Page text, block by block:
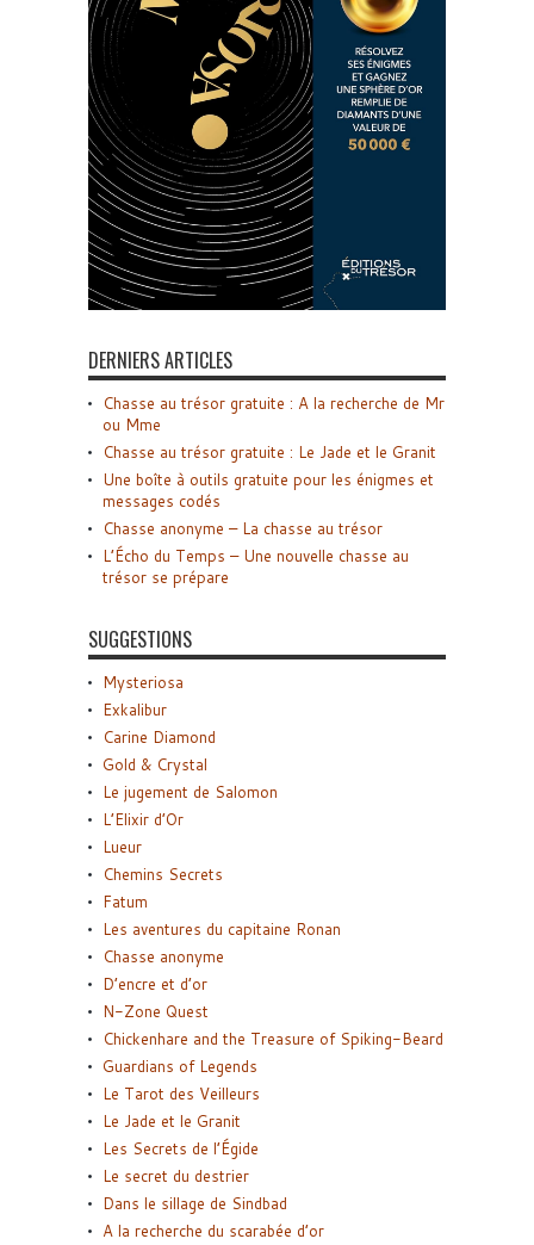
DERNIERS ARTICLES
Chasse au trésor gratuite : A la recherche de Mr
ou Mme
Chasse au trésor gratuite : Le Jade et le Granit
Une boîte à outils gratuite pour les énigmes et
messages codés
Chasse anonyme – La chasse au trésor
L’Écho du Temps – Une nouvelle chasse au
trésor se prépare
SUGGESTIONS
Mysteriosa
Exkalibur
Carine Diamond
Gold & Crystal
Le jugement de Salomon
L’Elixir d’Or
Lueur
Chemins Secrets
Fatum
Les aventures du capitaine Ronan
Chasse anonyme
D’encre et d’or
N-Zone Quest
Chickenhare and the Treasure of Spiking-Beard
Guardians of Legends
Le Tarot des Veilleurs
Le Jade et le Granit
Les Secrets de l’Égide
Le secret du destrier
Dans le sillage de Sindbad
A la recherche du scarabée d’or